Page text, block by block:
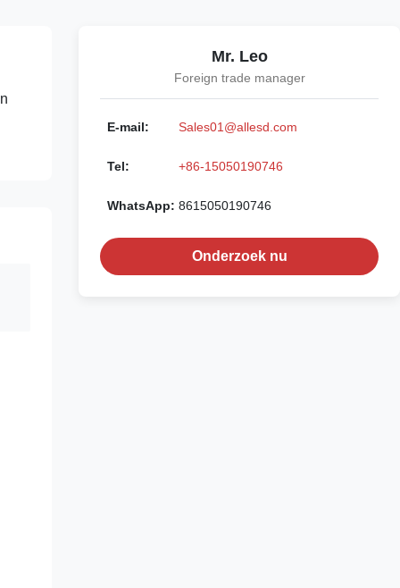
Mr. Leo
Foreign trade manager
E-mail: Sales01@allesd.com
Tel: +86-15050190746
WhatsApp: 8615050190746
Onderzoek nu